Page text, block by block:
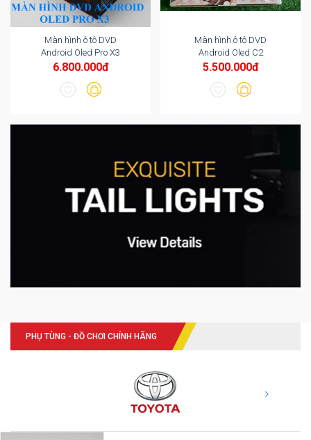
Màn hình ô tô DVD
Android Oled Pro X3
6.800.000đ
Màn hình ô tô DVD
Android Oled C2
5.500.000đ
PHỤ TÙNG - ĐỒ CHƠI CHÍNH HÃNG